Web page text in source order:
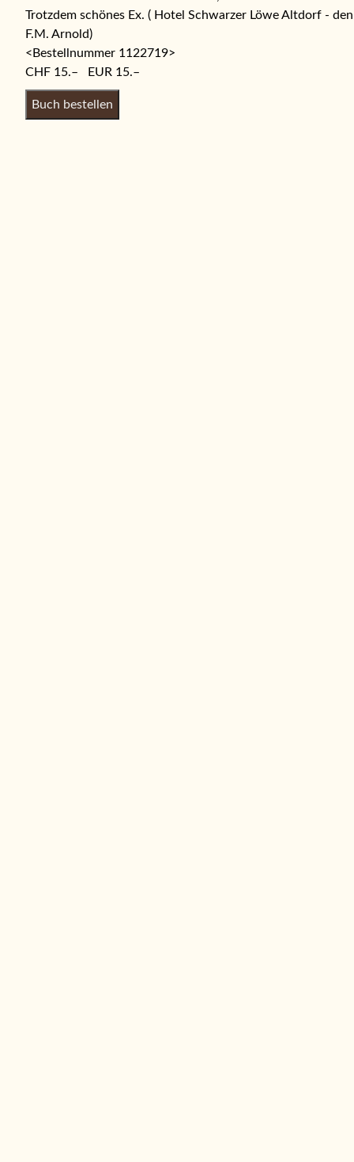
Trotzdem schönes Ex. ( Hotel Schwarzer Löwe Altdorf -
F.M. Arnold)
<Bestellnummer 1122719>
CHF 15.– EUR 15.–